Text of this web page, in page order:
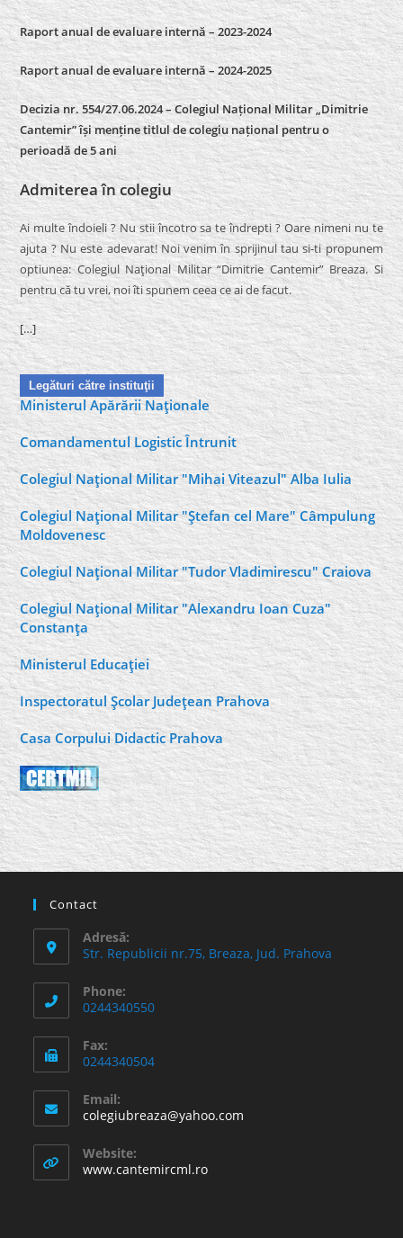
Raport anual de evaluare internă – 2023-2024
Raport anual de evaluare internă –2024-2025
Decizia nr. 554/27.06.2024 – Colegiul Național Militar „Dimitrie
Cantemir” își menține titlul de colegiu național pentru o
perioadă de 5 ani
Admiterea în colegiu
Ai multe îndoieli ? Nu stii încotro sa te îndrepti ? Oare nimeni nu te
ajuta ? Nu este adevarat! Noi venim în sprijinul tau si-ti propunem
optiunea: Colegiul Naţional Militar “Dimitrie Cantemir” Breaza. Si
pentru că tu vrei, noi îti spunem ceea ce ai de facut.
[…]
Legături către instituţii
Ministerul Apărării Naţionale
Comandamentul Logistic Întrunit
Colegiul Naţional Militar "Mihai Viteazul" Alba Iulia
Colegiul Naţional Militar "Ştefan cel Mare" Câmpulung
Moldovenesc
Colegiul Naţional Militar "Tudor Vladimirescu" Craiova
Colegiul Naţional Militar "Alexandru Ioan Cuza"
Constanţa
Ministerul Educaţiei
Inspectoratul Şcolar Judeţean Prahova
Casa Corpului Didactic Prahova
Contact
Adresă:
Str. Republicii nr.75, Breaza, Jud. Prahova
Phone:
0244340550
Fax:
0244340504
Email:
colegiubreaza@yahoo.com
Website:
www.cantemircml.ro